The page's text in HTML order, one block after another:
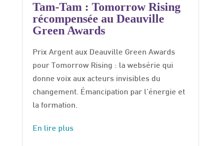
Tam-Tam : Tomorrow Rising
récompensée au Deauville
Green Awards
Prix Argent aux Deauville Green Awards
pour Tomorrow Rising : la websérie qui
donne voix aux acteurs invisibles du
changement. Émancipation par l'énergie et
la formation.
En lire plus